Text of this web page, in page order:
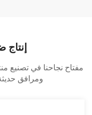
مفتاح نجاحنا في تصنيع
ومرافق